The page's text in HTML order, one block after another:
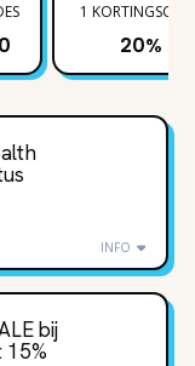
1
20%
INFO
bij
15%